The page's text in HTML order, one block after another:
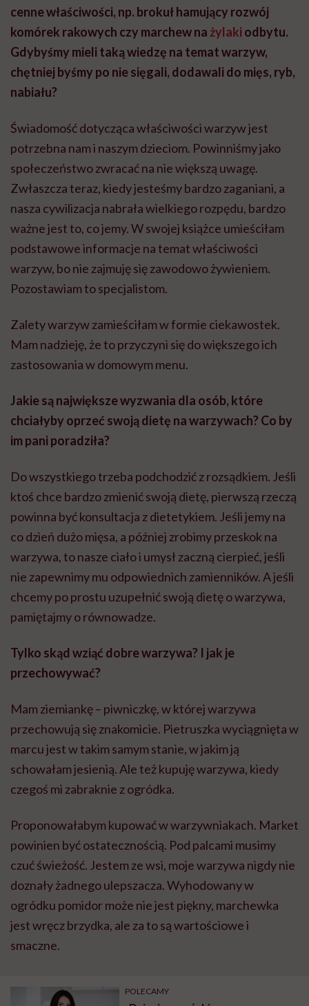
cenne właściwości, np. brokuł hamujący rozwój
komórek rakowych czy marchew na żylaki odbytu.
Gdybyśmy mieli taką wiedzę na temat warzyw,
chętniej byśmy po nie sięgali, dodawali do mięs, ryb,
nabiału?
Świadomość dotycząca właściwości warzyw jest
potrzebna nam i naszym dzieciom. Powinniśmy jako
społeczeństwo zwracać na nie większą uwagę.
Zwłaszcza teraz, kiedy jesteśmy bardzo zaganiani, a
nasza cywilizacja nabrała wielkiego rozpędu, bardzo
ważne jest to, co jemy. W swojej książce umieściłam
podstawowe informacje na temat właściwości
warzyw, bo nie zajmuję się zawodowo żywieniem.
Pozostawiam to specjalistom.
Zalety warzyw zamieściłam w formie ciekawostek.
Mam nadzieję, że to przyczyni się do większego ich
zastosowania w domowym menu.
Jakie są największe wyzwania dla osób, które
chciałyby oprzeć swoją dietę na warzywach? Co by
im pani poradziła?
Do wszystkiego trzeba podchodzić z rozsądkiem. Jeśli
ktoś chce bardzo zmienić swoją dietę, pierwszą rzeczą
powinna być konsultacja z dietetykiem. Jeśli jemy na
co dzień dużo mięsa, a później zrobimy przeskok na
warzywa, to nasze ciało i umysł zaczną cierpieć, jeśli
nie zapewnimy mu odpowiednich zamienników. A jeśli
chcemy po prostu uzupełnić swoją dietę o warzywa,
pamiętajmy o równowadze.
Tylko skąd wziąć dobre warzywa? I jak je
przechowywać?
Mam ziemiankę – piwniczkę, w której warzywa
przechowują się znakomicie. Pietruszka wyciągnięta w
marcu jest w takim samym stanie, w jakim ją
schowałam jesienią. Ale też kupuję warzywa, kiedy
czegoś mi zabraknie z ogródka.
Proponowałabym kupować w warzywniakach. Market
powinien być ostatecznością. Pod palcami musimy
czuć świeżość. Jestem ze wsi, moje warzywa nigdy nie
doznały żadnego ulepszacza. Wyhodowany w
ogródku pomidor może nie jest piękny, marchewka
jest wręcz brzydka, ale za to są wartościowe i
smaczne.
POLECAMY